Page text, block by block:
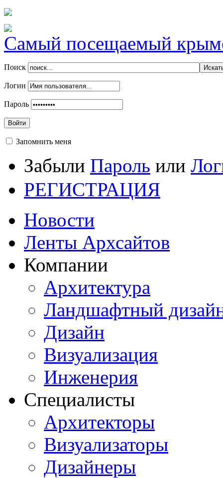
Самый посещаемый
Поиск
Логин
Пароль
Войти
Запомнить меня
Забыли Пароль или
РЕГИСТРАЦИЯ
Новости
Ленты Архсайтов
Компании
Архитектура
Ландшафтный
Дизайн
Визуализация
Инженерия
Специалисты
Архитекторы
Визуализаторы
Дизайнеры